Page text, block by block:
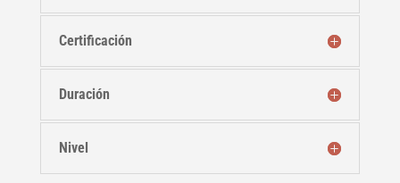
Certificación
Duración
Nivel